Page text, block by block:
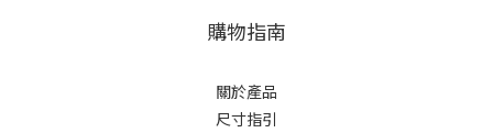
購物指南
關於產品
尺寸指引